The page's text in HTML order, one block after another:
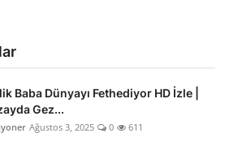
Baba Dünyayı Fethediyor HD İzle |
Gez...
Ağustos 3, 2025 0 611